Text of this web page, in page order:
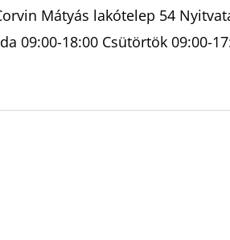
Mátyás lakótelep 54
09:00-18:00 Csütörtök 09:00-